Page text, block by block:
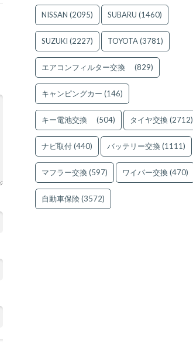
NISSAN (2095) SUBARU (1460)
SUZUKI (2227) TOYOTA(3781)
エアコンフィルター交換 (829)
キャンピングカー (146)
キー電池交換 (504) タイヤ交換(2712)
ナビ取付(440) バッテリー交換(1111)
マフラー交換(597) ワイパー交換(470)
自動車保険(3572)